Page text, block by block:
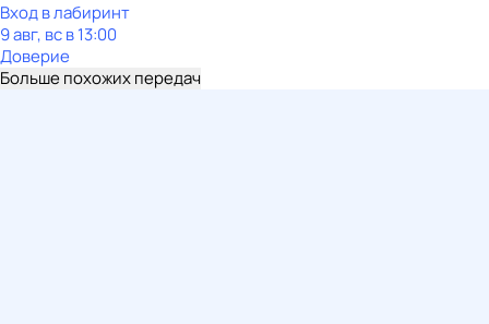
Вход в лабиринт
9 авг, вс в 13:00
Доверие
Больше похожих передач